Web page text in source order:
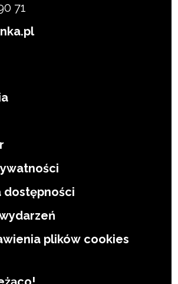
71
dostępności
plików cookies